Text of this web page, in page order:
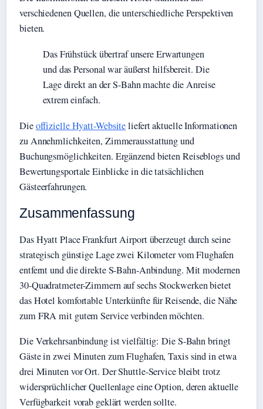
verschiedenen Quellen, die unterschiedliche Perspektiven
bieten.
Das Frühstück übertraf unsere Erwartungen
und das Personal war äußerst hilfsbereit. Die
Lage direkt an der S-Bahn machte die Anreise
extrem einfach.
Dieoffizielle Hyatt-Websiteliefert aktuelle Informationen
zu Annehmlichkeiten, Zimmerausstattung und
Buchungsmöglichkeiten. Ergänzend bieten Reiseblogs und
Bewertungsportale Einblicke in die tatsächlichen
Gästeerfahrungen.
Zusammenfassung
Das Hyatt Place Frankfurt Airport überzeugt durch seine
strategisch günstige Lage zwei Kilometer vom Flughafen
entfernt und die direkte S-Bahn-Anbindung. Mit modernen
30-Quadratmeter-Zimmern auf sechs Stockwerken bietet
das Hotel komfortable Unterkünfte für Reisende, die Nähe
zum FRA mit gutem Service verbinden möchten.
Die Verkehrsanbindung ist vielfältig: Die S-Bahn bringt
Gäste in zwei Minuten zum Flughafen, Taxis sind in etwa
drei Minuten vor Ort. Der Shuttle-Service bleibt trotz
widersprüchlicher Quellenlage eine Option, deren aktuelle
Verfügbarkeit vorab geklärt werden sollte.